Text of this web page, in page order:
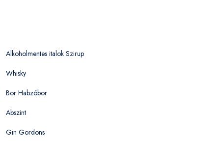
Alkoholmentes italok Szirup
Whisky
Bor Habzóbor
Abszint
Gin Gordons